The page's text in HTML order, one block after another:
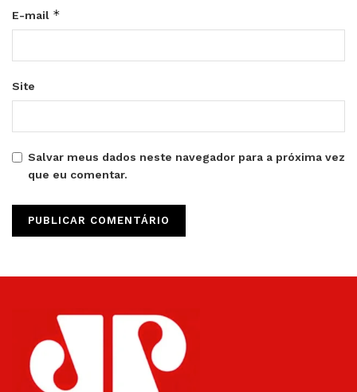
E-mail *
Site
Salvar meus dados neste navegador para a próxima vez
que eu comentar.